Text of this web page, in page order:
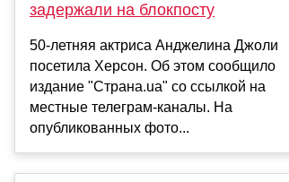
задержали на блокпосту
50-летняя актриса Анджелина Джоли
посетила Херсон. Об этом сообщило
издание "Страна.ua" со ссылкой на
местные телеграм-каналы. На
опубликованных фото...